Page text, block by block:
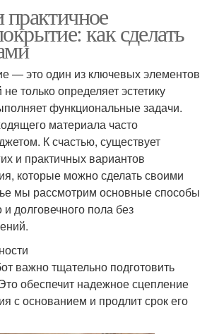
практичное
как сделать
— это один из ключевых элементов
только определяет эстетику
функциональные задачи.
материала часто
К счастью, существует
и практичных вариантов
которые можно сделать своими
мы рассмотрим основные способы
долговечного пола без
важно тщательно подготовить
обеспечит надежное сцепление
с основанием и продлит срок его